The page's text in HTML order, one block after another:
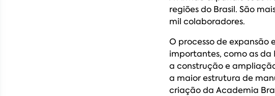
regiões do Brasil. São
mil colaboradores.
O processo de
importantes, como as da
a construção e
a maior estrutura de
criação da Academia